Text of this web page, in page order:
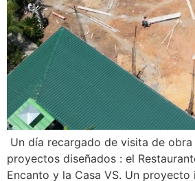
Un día recargado de visita de
proyectos diseñados : el
Encanto y la Casa VS. Un proyecto